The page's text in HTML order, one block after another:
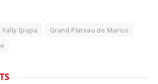
Fally Ipupa
Grand Plateau de Marius